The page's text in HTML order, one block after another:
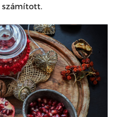
számított.